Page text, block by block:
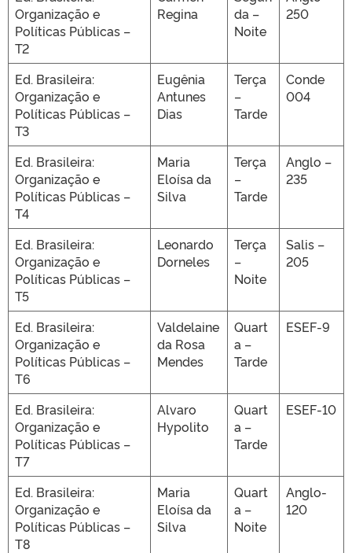
Organização e
Políticas Públicas –
T2
Regina
da –
Noite
250
Ed. Brasileira:
Organização e
Políticas Públicas –
T3
Eugênia
Antunes
Dias
Terça
–
Tarde
Conde
004
Ed. Brasileira:
Organização e
Políticas Públicas –
T4
Maria
Eloísa da
Silva
Terça
–
Tarde
Anglo –
235
Ed. Brasileira:
Organização e
Políticas Públicas –
T5
Leonardo
Dorneles
Terça
–
Noite
Salis –
205
Ed. Brasileira:
Organização e
Políticas Públicas –
T6
Valdelaine
da Rosa
Mendes
Quart
a –
Tarde
ESEF-9
Ed. Brasileira:
Organização e
Políticas Públicas –
T7
Alvaro
Hypolito
Quart
a –
Tarde
ESEF-10
Ed. Brasileira:
Organização e
Políticas Públicas –
T8
Maria
Eloísa da
Silva
Quart
a –
Noite
Anglo-
120